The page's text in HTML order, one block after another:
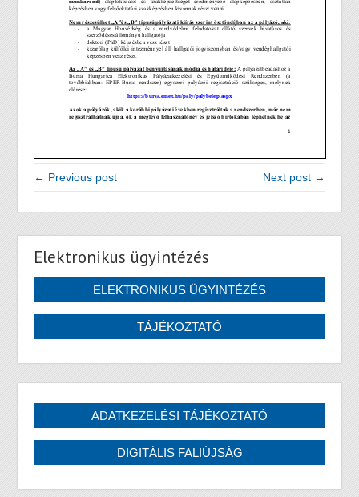
← Previous post Next post →
Elektronikus ügyintézés